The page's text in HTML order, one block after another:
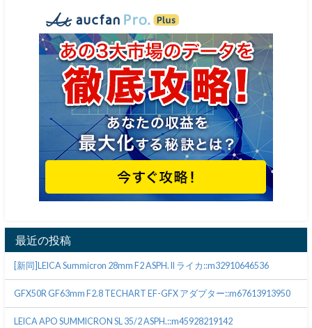
最近の投稿
[新同]LEICA Summicron 28mm F2 ASPH. II ライカ::m32910646536
GFX50R GF63mm F2.8 TECHART EF-GFX アダプター::m67613913950
LEICA APO SUMMICRON SL 35/2 ASPH.::m45928219142